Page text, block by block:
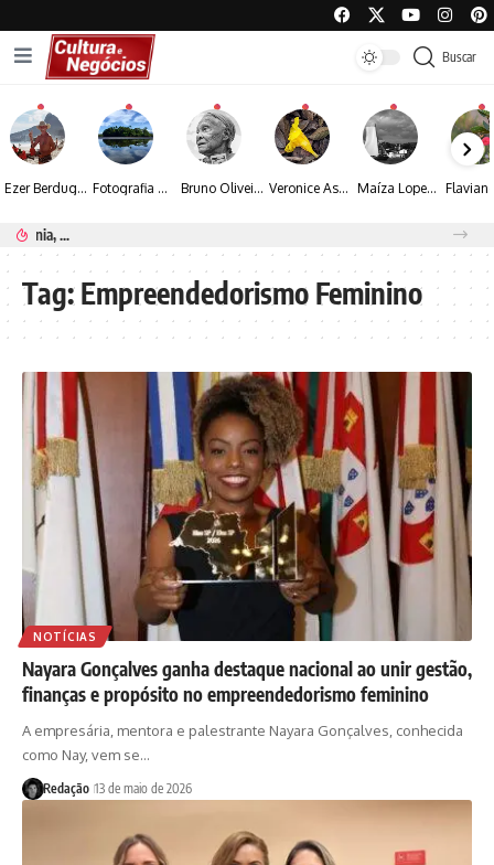
Buscar
Ezer Berdugo transforma experiências multiculturais e memórias em narrativas visuais por meio da fotografia Fotografia de Fátima Carlini transforma paisagens naturais em experiências de contemplação Bruno Oliveira retrata o cotidiano urbano por meio da fotografia em preto e branco Veronice Assini Saes transforma a natureza em fotografias marcadas pela sensibilidade Maíza Lopes transforma cultura popular baiana em narrativas fotográficas
Tag:Empreendedorismo Feminino
NOTÍCIAS
Nayara Gonçalves ganha destaque nacional ao unir gestão,
finanças e propósito no empreendedorismo feminino
A empresária, mentora e palestrante Nayara Gonçalves, conhecida
como Nay, vem se…
Redação 13 de maio de 2026